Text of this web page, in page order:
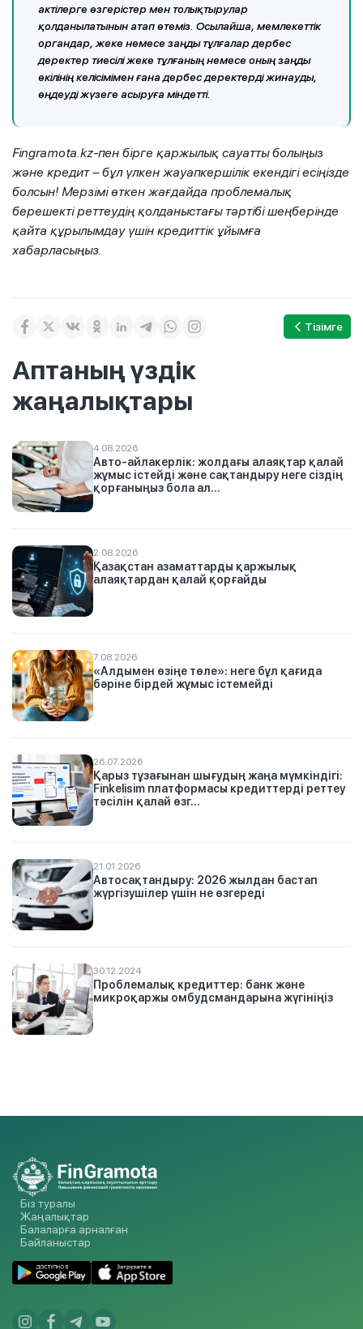
актілерге өзгерістер мен толықтырулар
қолданылатынын атап өтеміз. Осылайша, мемлекеттік
органдар, жеке немесе заңды тұлғалар дербес
деректер тиесілі жеке тұлғаның немесе оның заңды
өкілінің келісімімен ғана дербес деректерді жинауды,
өңдеуді жүзеге асыруға міндетті.
Fingramota.kz-пен бірге қаржылық сауатты болыңыз
және кредит – бұл үлкен жауапкершілік екендігі есіңізде
болсын! Мерзімі өткен жағдайда проблемалық
берешекті реттеудің қолданыстағы тәртібі шеңберінде
қайта құрылымдау үшін кредиттік ұйымға
хабарласыңыз.
Тізімге
Аптаның үздік
жаңалықтары
4.08.2026
Авто-айлакерлік: жолдағы алаяқтар қалай
жұмыс істейді және сақтандыру неге сіздің
қорғаныңыз бола ал...
2.08.2026
Қазақстан азаматтарды қаржылық
алаяқтардан қалай қорғайды
7.08.2026
«Алдымен өзіңе төле»: неге бұл қағида
бәріне бірдей жұмыс істемейді
26.07.2026
Қарыз тұзағынан шығудың жаңа мүмкіндігі:
Finkelisim платформасы кредиттерді реттеу
тәсілін қалай өзг...
21.01.2026
Автосақтандыру: 2026 жылдан бастап
жүргізушілер үшін не өзгереді
30.12.2024
Проблемалық кредиттер: банк және
микроқаржы омбудсмандарына жүгініңіз
Біз туралы
Жаңалықтар
Балаларға арналған
Байланыстар